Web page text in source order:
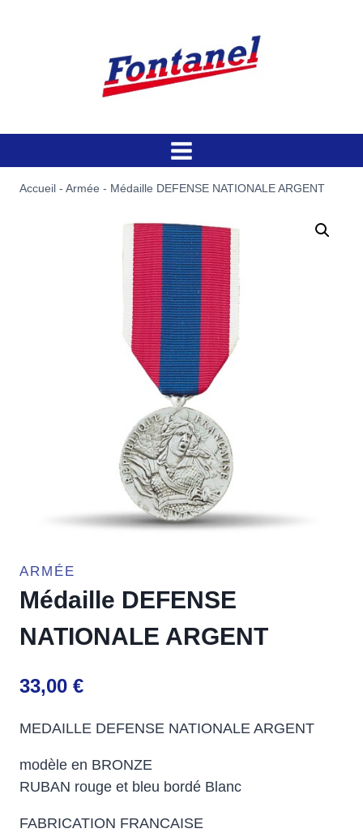
Accueil - Armée - Médaille DEFENSE NATIONALE ARGENT
ARMÉE
Médaille DEFENSE
NATIONALE ARGENT
33,00 €
MEDAILLE DEFENSE NATIONALE ARGENT
modèle en BRONZE
RUBAN rouge et bleu bordé Blanc
FABRICATION FRANCAISE